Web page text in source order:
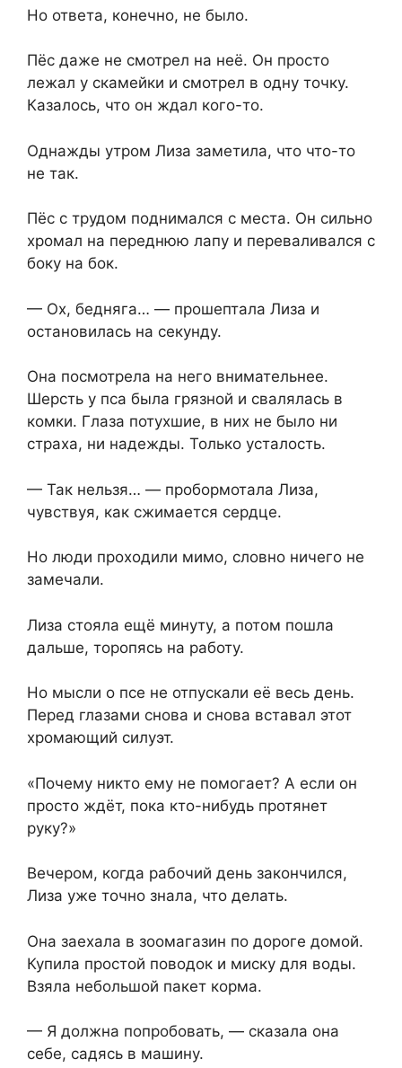
Но ответа, конечно, не было.
Пёс даже не смотрел на неё. Он просто
лежал у скамейки и смотрел в одну точку.
Казалось, что он ждал кого-то.
Однажды утром Лиза заметила, что что-то
не так.
Пёс с трудом поднимался с места. Он сильно
хромал на переднюю лапу и переваливался с
боку на бок.
— Ох, бедняга… — прошептала Лиза и
остановилась на секунду.
Она посмотрела на него внимательнее.
Шерсть у пса была грязной и свалялась в
комки. Глаза потухшие, в них не было ни
страха, ни надежды. Только усталость.
— Так нельзя… — пробормотала Лиза,
⁨чувствуя, как сжимается сердце. ⁨
Но люди проходили мимо, словно ничего не
замечали.
Лиза стояла ещё минуту, а потом пошла
дальше, торопясь на работу.
Но мысли о псе не отпускали её весь день.
Перед глазами снова и снова вставал этот
хромающий силуэт.
«Почему никто ему не помогает? А если он
просто ждёт, пока кто-нибудь протянет
руку?»
Вечером, когда рабочий день закончился,
Лиза уже точно знала, что делать.
Она заехала в зоомагазин по дороге домой.
Купила простой поводок и миску для воды.
Взяла небольшой пакет корма.
— Я должна попробовать, — сказала она
себе, садясь в машину.